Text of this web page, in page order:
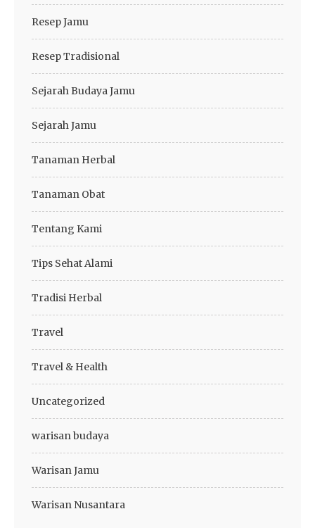
Resep Jamu
Resep Tradisional
Sejarah Budaya Jamu
Sejarah Jamu
Tanaman Herbal
Tanaman Obat
Tentang Kami
Tips Sehat Alami
Tradisi Herbal
Travel
Travel & Health
Uncategorized
warisan budaya
Warisan Jamu
Warisan Nusantara